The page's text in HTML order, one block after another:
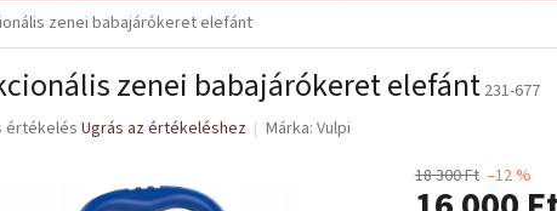
zenei babajárókeret elefánt
zenei babajárókeret elefánt 231-677
értékelésUgrás az értékeléshez Márka:Vulpi
18 300 Ft –12 %